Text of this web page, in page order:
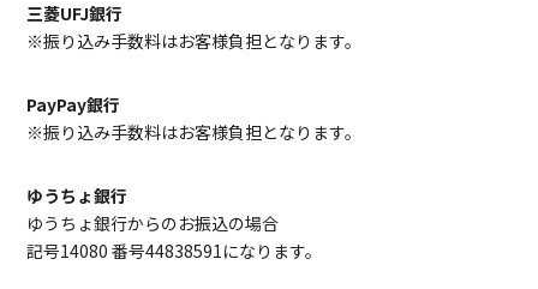
三菱UFJ銀行
※振り込み手数料はお客様負担となります。
PayPay銀行
※振り込み手数料はお客様負担となります。
ゆうちょ銀行
ゆうちょ銀行からのお振込の場合
記号14080 番号44838591になります。